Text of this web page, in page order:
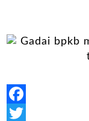
Facebook